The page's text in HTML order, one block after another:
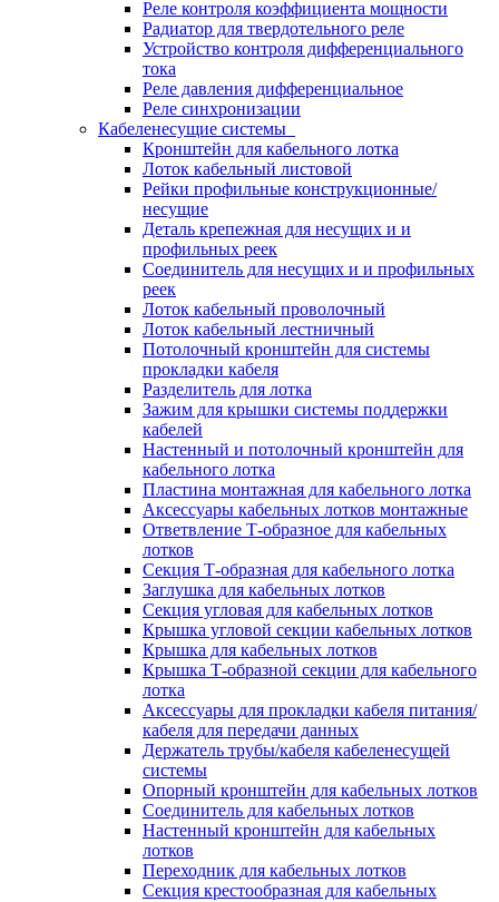
Реле контроля коэффициента мощности
Радиатор для твердотельного реле
Устройство контроля дифференциального
тока
Реле давления дифференциальное
Реле синхронизации
Кабеленесущие системы
Кронштейн для кабельного лотка
Лоток кабельный листовой
Рейки профильные конструкционные/
несущие
Деталь крепежная для несущих и и
профильных реек
Соединитель для несущих и и профильных
реек
Лоток кабельный проволочный
Лоток кабельный лестничный
Потолочный кронштейн для системы
прокладки кабеля
Разделитель для лотка
Зажим для крышки системы поддержки
кабелей
Настенный и потолочный кронштейн для
кабельного лотка
Пластина монтажная для кабельного лотка
Аксессуары кабельных лотков монтажные
Ответвление Т-образное для кабельных
лотков
Секция Т-образная для кабельного лотка
Заглушка для кабельных лотков
Секция угловая для кабельных лотков
Крышка угловой секции кабельных лотков
Крышка для кабельных лотков
Крышка Т-образной секции для кабельного
лотка
Аксессуары для прокладки кабеля питания/
кабеля для передачи данных
Держатель трубы/кабеля кабеленесущей
системы
Опорный кронштейн для кабельных лотков
Соединитель для кабельных лотков
Настенный кронштейн для кабельных
лотков
Переходник для кабельных лотков
Секция крестообразная для кабельных